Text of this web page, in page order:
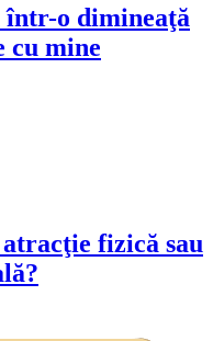
într-o dimineaţă
cu mine
fizică sau